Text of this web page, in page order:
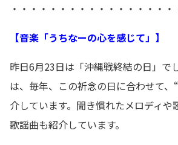
・・・・・・・・・・・・・・・・・
【音楽「うちなーの心を感じて」】
昨日6月23日は「沖縄戦終結の日」で
は、毎年、この祈念の日に合わせて、
介しています。聞き慣れたメロディや
歌謡曲も紹介しています。